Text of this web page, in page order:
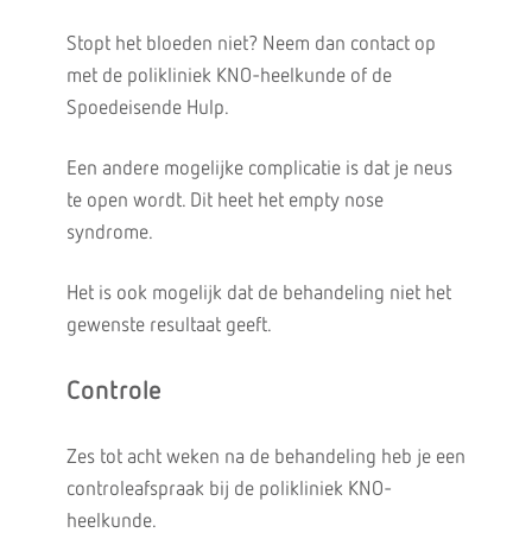
Stopt het bloeden niet? Neem dan contact op
met de polikliniek KNO-heelkunde of de
Spoedeisende Hulp.
Een andere mogelijke complicatie is dat je neus
te open wordt. Dit heet het empty nose
syndrome.
Het is ook mogelijk dat de behandeling niet het
gewenste resultaat geeft.
Controle
Zes tot acht weken na de behandeling heb je een
controleafspraak bij de polikliniek KNO-
heelkunde.